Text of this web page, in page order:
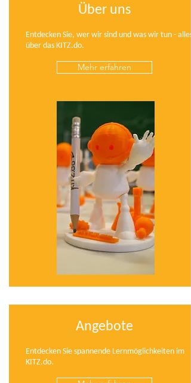
Über uns
Entdecken Sie, wer wir sind und was wir tun - alles
über das KITZ.do.
Mehr erfahren
Angebote
Entdecken Sie spannende Lernmöglichkeiten im
KITZ.do.